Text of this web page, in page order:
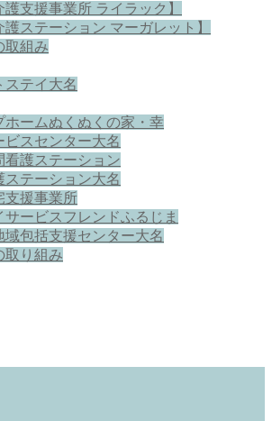
護支援事業所 ライラック】
護ステーション マーガレット】
取組み
ステイ大名
ホームぬくぬくの家・幸
ビスセンター大名
看護ステーション
ステーション大名
支援事業所
サービスフレンドふるじま
域包括支援センター大名
取り組み